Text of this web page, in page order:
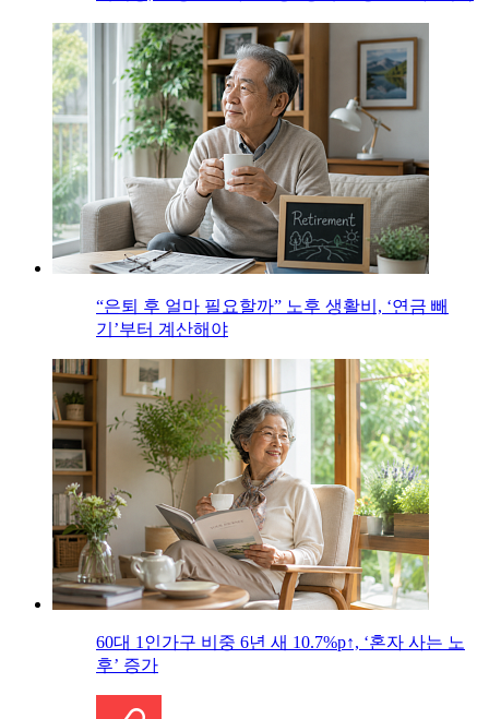
“은퇴 후 얼마 필요할까” 노후 생활비, ‘연금 빼
기’부터 계산해야
60대 1인가구 비중 6년 새 10.7%p↑, ‘혼자 사는 노
후’ 증가